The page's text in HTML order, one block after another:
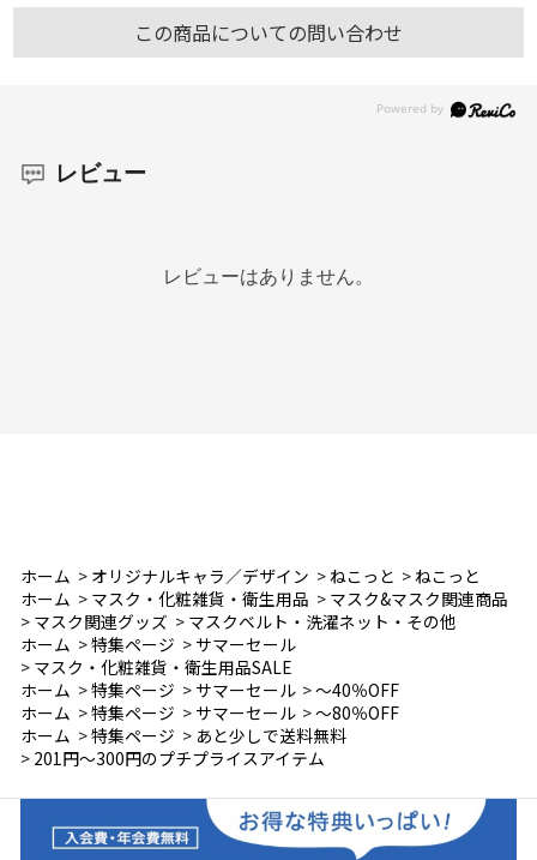
この商品についての問い合わせ
レビュー
レビューはありません。
ホーム > オリジナルキャラ／デザイン >ねこっと >ねこっと
ホーム > マスク・化粧雑貨・衛生用品 > マスク&マスク関連商品
> マスク関連グッズ > マスクベルト・洗濯ネット・その他
ホーム >特集ページ > サマーセール
> マスク・化粧雑貨・衛生用品SALE
ホーム >特集ページ > サマーセール >～40％OFF
ホーム >特集ページ > サマーセール >～80％OFF
ホーム >特集ページ > あと少しで送料無料
> 201円～300円のプチプライスアイテム